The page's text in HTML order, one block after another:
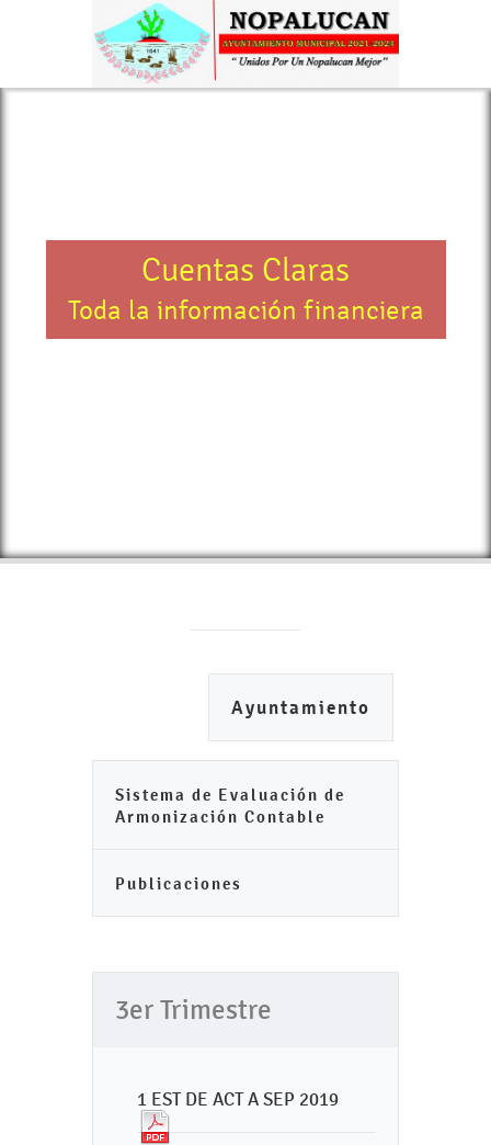
Cuentas Claras
Toda la información financiera
Ayuntamiento
Sistema de Evaluación de
Armonización Contable
Publicaciones
3er Trimestre
1 EST DE ACT A SEP 2019